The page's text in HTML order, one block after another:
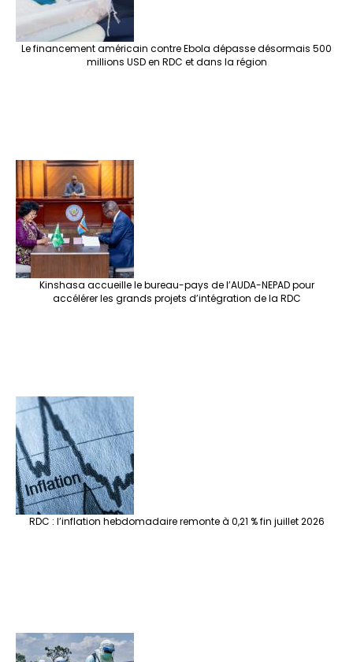
Le financement américain contre Ebola dépasse désormais 500
millions USD en RDC et dans la région
Kinshasa accueille le bureau-pays de l’AUDA-NEPAD pour
accélérer les grands projets d’intégration de la RDC
RDC : l’inflation hebdomadaire remonte à 0,21 % fin juillet 2026